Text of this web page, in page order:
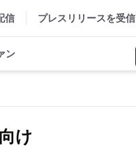
信 プレスリリースを受信
ン
け